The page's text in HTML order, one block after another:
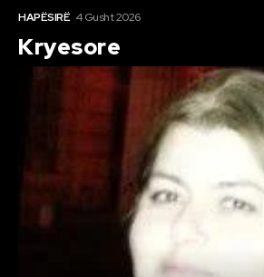
HAPËSIRË 4 Gusht 2026
Kryesore